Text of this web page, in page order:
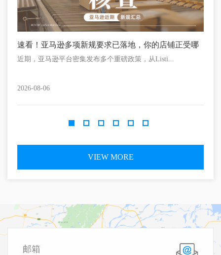
速看！亚马逊多项新规要求已落地，你的店铺正受哪
些影响？
近期，亚马逊平台密集发布多个重磅政策，从Listi...
2026-08-06
VIEW MORE
邮箱